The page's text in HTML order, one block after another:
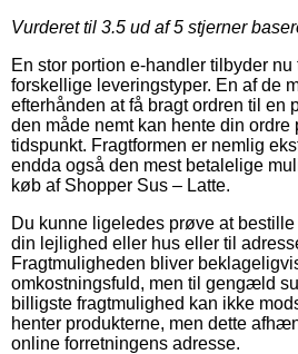
Vurderet til 3.5 ud af 5 stjerner
En stor portion e-handler tilbyder
forskellige leveringstyper. En af de
efterhånden at få bragt ordren til en
den måde nemt kan hente din ordre
tidspunkt. Fragtformen er nemlig
endda også den mest betalelige
køb af Shopper Sus – Latte.
Du kunne ligeledes prøve at bestille
din lejlighed eller hus eller til
Fragtmuligheden bliver
omkostningsfuld, men til gengæld
billigste fragtmulighed kan ikke
henter produkterne, men dette
online forretningens adresse.